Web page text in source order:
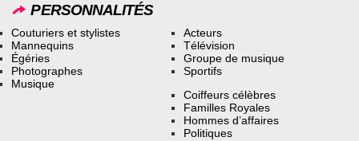
PERSONNALITÉS
Couturiers et stylistes
Mannequins
Égéries
Photographes
Musique
Acteurs
Télévision
Groupe de musique
Sportifs
Coiffeurs célèbres
Familles Royales
Hommes d’affaires
Politiques